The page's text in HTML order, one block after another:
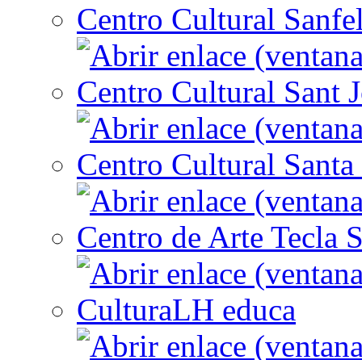
Centro Cultural
Centro Cultural Sant
Centro Cultural
Centro de Arte Tecla
CulturaLH educa